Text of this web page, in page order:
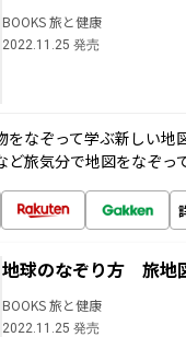
BOOKS 旅と健康
2022.11.25 発売
をなぞって学ぶ新しい地
ど旅気分で地図をなぞっ
地球のなぞり方 旅
BOOKS 旅と健康
2022.11.25 発売